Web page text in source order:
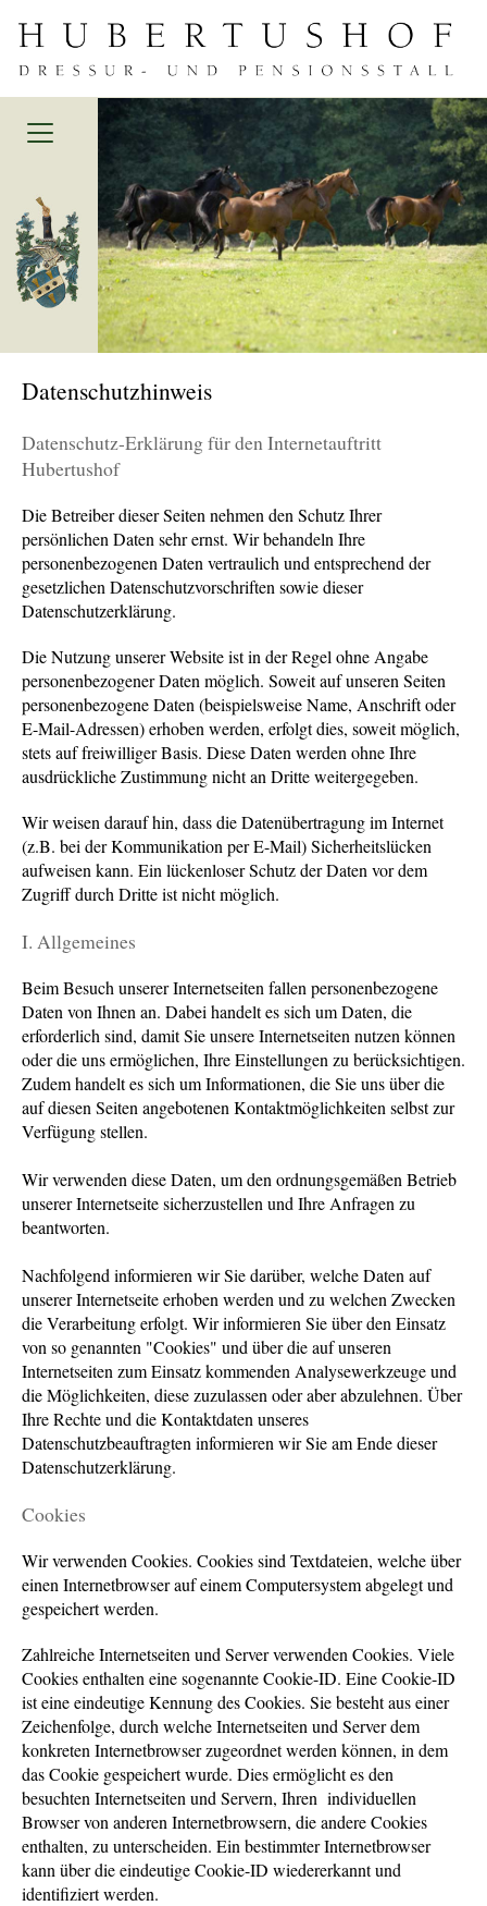
Datenschutzhinweis
Datenschutz-Erklärung für den Internetauftritt
Hubertushof
Die Betreiber dieser Seiten nehmen den Schutz Ihrer
persönlichen Daten sehr ernst. Wir behandeln Ihre
personenbezogenen Daten vertraulich und entsprechend der
gesetzlichen Datenschutzvorschriften sowie dieser
Datenschutzerklärung.
Die Nutzung unserer Website ist in der Regel ohne Angabe
personenbezogener Daten möglich. Soweit auf unseren Seiten
personenbezogene Daten (beispielsweise Name, Anschrift oder
E-Mail-Adressen) erhoben werden, erfolgt dies, soweit möglich,
stets auf freiwilliger Basis. Diese Daten werden ohne Ihre
ausdrückliche Zustimmung nicht an Dritte weitergegeben.
Wir weisen darauf hin, dass die Datenübertragung im Internet
(z.B. bei der Kommunikation per E-Mail) Sicherheitslücken
aufweisen kann. Ein lückenloser Schutz der Daten vor dem
Zugriff durch Dritte ist nicht möglich.
I. Allgemeines
Beim Besuch unserer Internetseiten fallen personenbezogene
Daten von Ihnen an. Dabei handelt es sich um Daten, die
erforderlich sind, damit Sie unsere Internetseiten nutzen können
oder die uns ermöglichen, Ihre Einstellungen zu berücksichtigen.
Zudem handelt es sich um Informationen, die Sie uns über die
auf diesen Seiten angebotenen Kontaktmöglichkeiten selbst zur
Verfügung stellen.
Wir verwenden diese Daten, um den ordnungsgemäßen Betrieb
unserer Internetseite sicherzustellen und Ihre Anfragen zu
beantworten.
Nachfolgend informieren wir Sie darüber, welche Daten auf
unserer Internetseite erhoben werden und zu welchen Zwecken
die Verarbeitung erfolgt. Wir informieren Sie über den Einsatz
von so genannten "Cookies" und über die auf unseren
Internetseiten zum Einsatz kommenden Analysewerkzeuge und
die Möglichkeiten, diese zuzulassen oder aber abzulehnen. Über
Ihre Rechte und die Kontaktdaten unseres
Datenschutzbeauftragten informieren wir Sie am Ende dieser
Datenschutzerklärung.
Cookies
Wir verwenden Cookies. Cookies sind Textdateien, welche über
einen Internetbrowser auf einem Computersystem abgelegt und
gespeichert werden.
Zahlreiche Internetseiten und Server verwenden Cookies. Viele
Cookies enthalten eine sogenannte Cookie-ID. Eine Cookie-ID
ist eine eindeutige Kennung des Cookies. Sie besteht aus einer
Zeichenfolge, durch welche Internetseiten und Server dem
konkreten Internetbrowser zugeordnet werden können, in dem
das Cookie gespeichert wurde. Dies ermöglicht es den
besuchten Internetseiten und Servern, Ihren individuellen
Browser von anderen Internetbrowsern, die andere Cookies
enthalten, zu unterscheiden. Ein bestimmter Internetbrowser
kann über die eindeutige Cookie-ID wiedererkannt und
identifiziert werden.